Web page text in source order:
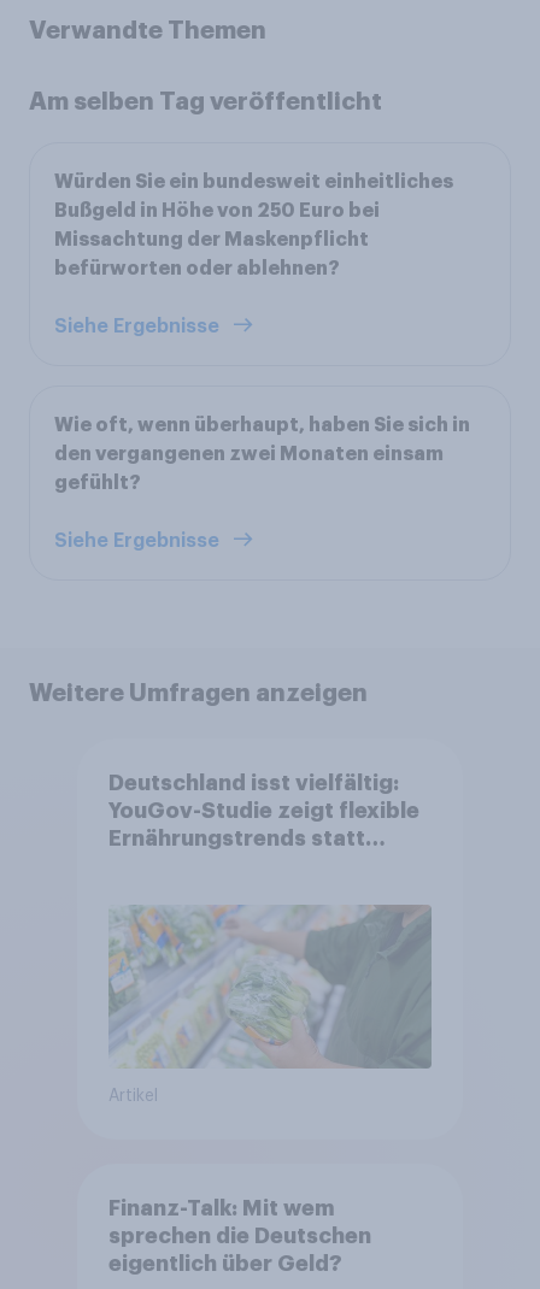
Verwandte Themen
Am selben Tag veröffentlicht
Würden Sie ein bundesweit einheitliches
Bußgeld in Höhe von 250 Euro bei
Missachtung der Maskenpflicht
befürworten oder ablehnen?
Siehe Ergebnisse
Wie oft, wenn überhaupt, haben Sie sich in
den vergangenen zwei Monaten einsam
gefühlt?
Siehe Ergebnisse
Weitere Umfragen anzeigen
Deutschland isst vielfältig:
YouGov-Studie zeigt flexible
Ernährungstrends statt
Artikel
Finanz-Talk: Mit wem
sprechen die Deutschen
eigentlich über Geld?